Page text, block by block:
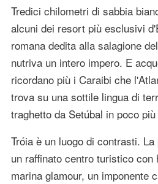
Tredici chilometri di sabbia
alcuni dei resort più esclusivi
romana dedita alla salagione
nutriva un intero impero. E
ricordano più i Caraibi che
trova su una sottile lingua di
traghetto da Setúbal in poco
Tróia è un luogo di contrasti.
un raffinato centro turistico con
marina glamour, un imponente